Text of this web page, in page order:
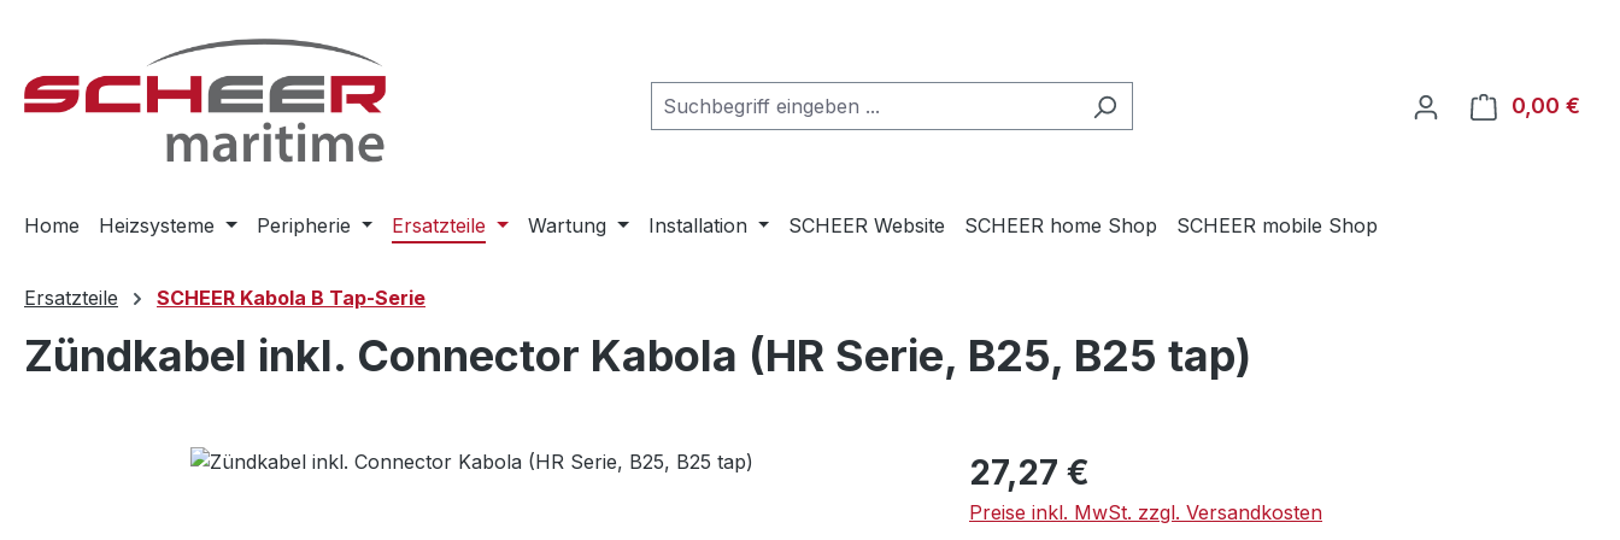
0,00 €
Home Heizsysteme Peripherie Ersatzteile Wartung Installation SCHEER Website SCHEER home Shop SCHEER mobile Shop
Ersatzteile SCHEER Kabola B Tap-Serie
Zündkabel inkl. Connector Kabola (HR Serie, B25, B25 tap)
Bildergalerie überspringen Regulärer Preis:
27,27 €
Preise inkl. MwSt. zzgl. Versandkosten